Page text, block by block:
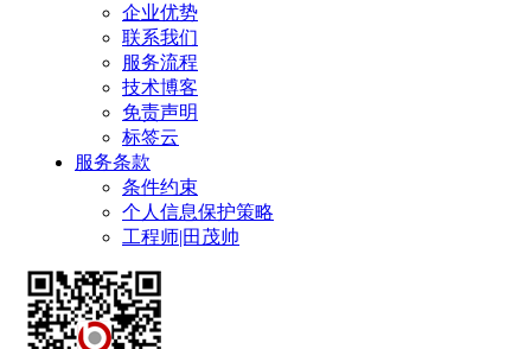
企业优势
联系我们
服务流程
技术博客
免责声明
标签云
服务条款
条件约束
个人信息保护策略
工程师|田茂帅